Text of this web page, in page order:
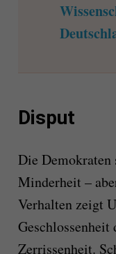
Disput
Die
Minderheit –
Verhalten zeigt
Geschlossenheit
Zerrissenheit.